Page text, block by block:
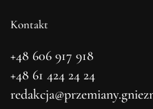
Kontakt
+48 606 917 918
+48 61 424 24 24